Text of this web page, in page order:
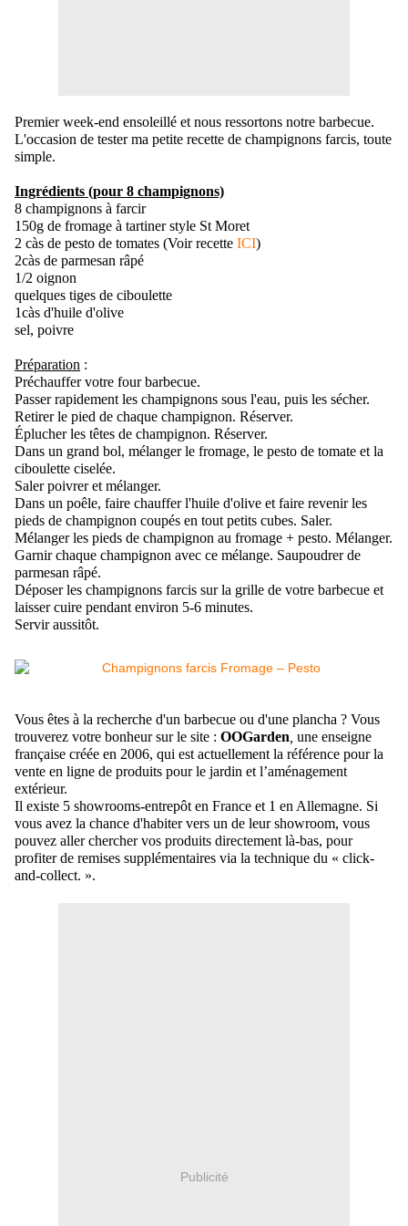
Premier week-end ensoleillé et nous ressortons notre barbecue.
L'occasion de tester ma petite recette de champignons farcis, toute
simple.
Ingrédients (pour 8 champignons)
8 champignons à farcir
150g de fromage à tartiner style St Moret
2 càs de pesto de tomates (Voir recette ICI)
2càs de parmesan râpé
1/2 oignon
quelques tiges de ciboulette
1càs d'huile d'olive
sel, poivre
Préparation :
Préchauffer votre four barbecue.
Passer rapidement les champignons sous l'eau, puis les sécher.
Retirer le pied de chaque champignon. Réserver.
Éplucher les têtes de champignon. Réserver.
Dans un grand bol, mélanger le fromage, le pesto de tomate et la
ciboulette ciselée.
Saler poivrer et mélanger.
Dans un poêle, faire chauffer l'huile d'olive et faire revenir les
pieds de champignon coupés en tout petits cubes. Saler.
Mélanger les pieds de champignon au fromage + pesto. Mélanger.
Garnir chaque champignon avec ce mélange. Saupoudrer de
parmesan râpé.
Déposer les champignons farcis sur la grille de votre barbecue et
laisser cuire pendant environ 5-6 minutes.
Servir aussitôt.
Vous êtes à la recherche d'un barbecue ou d'une plancha ? Vous
trouverez votre bonheur sur le site : OOGarden une enseigne
française créée en 2006, qui est actuellement la référence pour la
vente en ligne de produits pour le jardin et l’aménagement
extérieur.
Il existe 5 showrooms-entrepôt en France et 1 en Allemagne. Si
vous avez la chance d'habiter vers un de leur showroom, vous
pouvez aller chercher vos produits directement là-bas, pour
profiter de remises supplémentaires via la technique du « click-
and-collect. ».
Publicité